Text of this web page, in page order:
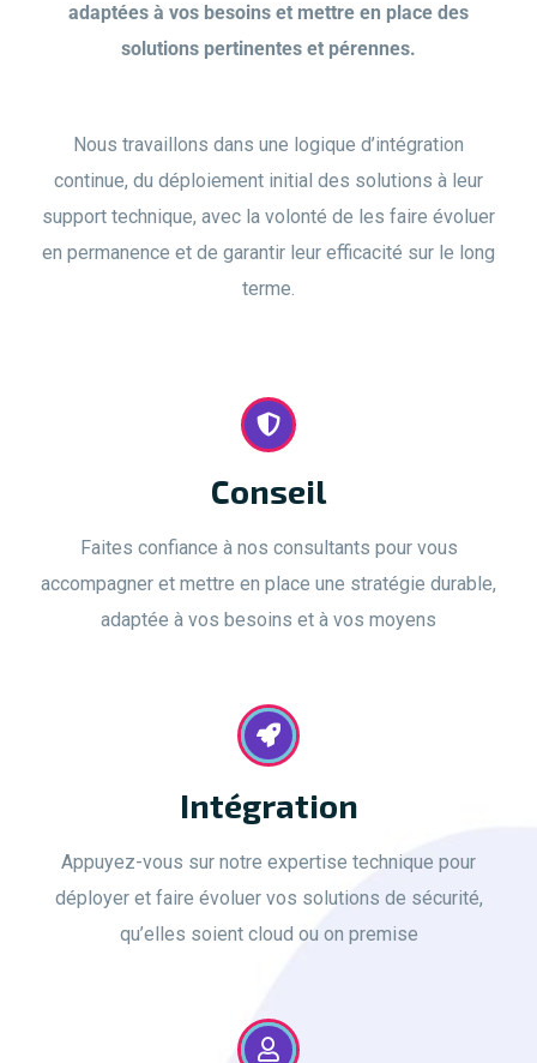
adaptées à vos besoins et mettre en place des
solutions pertinentes et pérennes.
Nous travaillons dans une logique d’intégration
continue, du déploiement initial des solutions à leur
support technique, avec la volonté de les faire évoluer
en permanence et de garantir leur efficacité sur le long
terme.
Conseil
Faites confiance à nos consultants pour vous
accompagner et mettre en place une stratégie durable,
adaptée à vos besoins et à vos moyens
Intégration
Appuyez-vous sur notre expertise technique pour
déployer et faire évoluer vos solutions de sécurité,
qu’elles soient cloud ou on premise